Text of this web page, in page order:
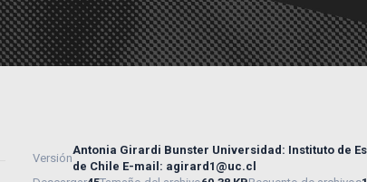
Versión
Antonia Girardi Bunster Universidad: Instituto de
de Chile E-mail: agirard1@uc.cl